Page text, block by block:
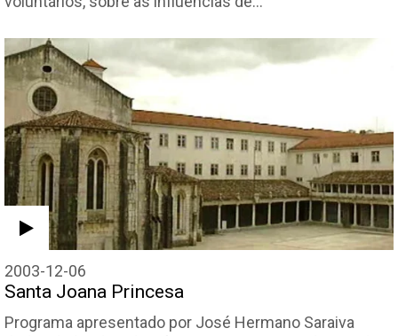
2003-12-06
Santa Joana Princesa
Programa apresentado por José Hermano Saraiva